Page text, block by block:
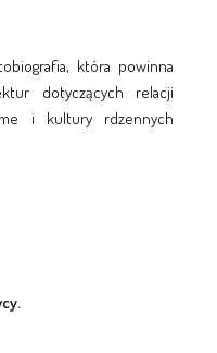
która powinna
dotyczących relacji
i kultury rdzennych